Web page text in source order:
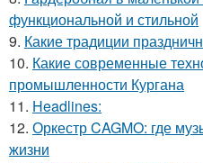
функциональной и стильной
9. Какие традиции
10. Какие современные
промышленности Кургана
11. Headlines:
12. Оркестр CAGMO: где
жизни